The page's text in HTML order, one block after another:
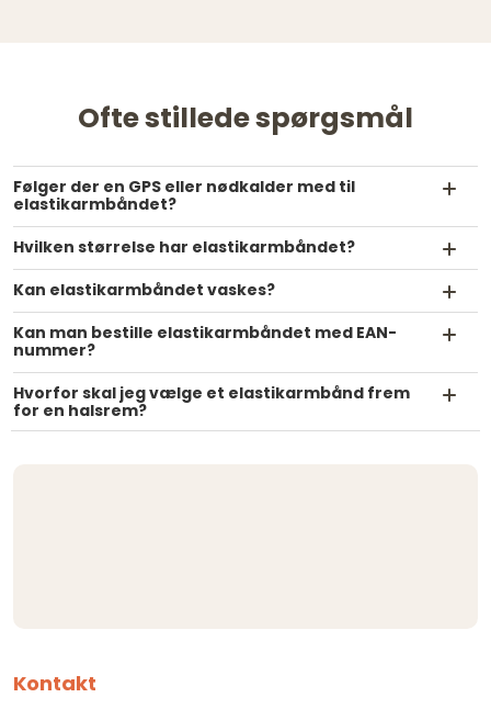
Ofte stillede spørgsmål
Følger der en GPS eller nødkalder med til
elastikarmbåndet?
Hvilken størrelse har elastikarmbåndet?
Kan elastikarmbåndet vaskes?
Kan man bestille elastikarmbåndet med EAN-
nummer?
Hvorfor skal jeg vælge et elastikarmbånd frem
for en halsrem?
Kontakt